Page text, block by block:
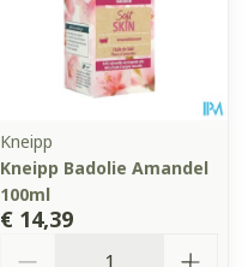
Kneipp
Kneipp Badolie Amandel
100ml
€ 14,39